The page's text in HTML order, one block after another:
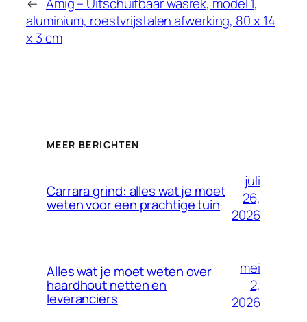
aluminium, roestvrijstalen afwerking, 80 x 14
x 3 cm
MEER BERICHTEN
Carrara grind: alles wat je moet
weten voor een prachtige tuin
juli
26,
2026
Alles wat je moet weten over
haardhout netten en
leveranciers
mei
2,
2026